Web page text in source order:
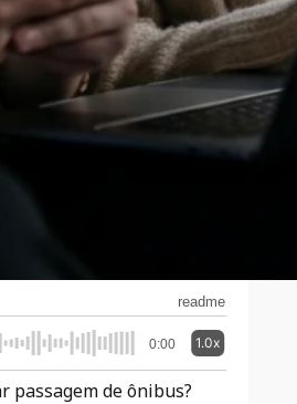
readme
0:00 1.0x
passagem de ônibus?